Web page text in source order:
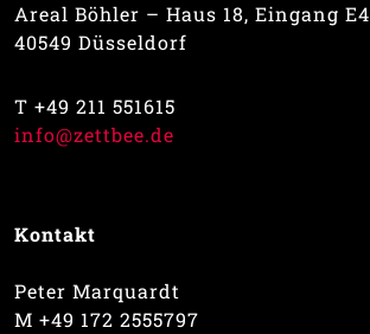
Areal Böhler – Haus 18, Eingang E4
40549 Düsseldorf
T +49 211 551615
info@zettbee.de
Kontakt
Peter Marquardt
M +49 172 2555797